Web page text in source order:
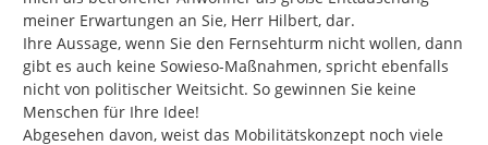
meiner Erwartungen an Sie, Herr Hilbert, dar.
Ihre Aussage, wenn Sie den Fernsehturm nicht wollen, dann
gibt es auch keine Sowieso-Maßnahmen, spricht ebenfalls
nicht von politischer Weitsicht. So gewinnen Sie keine
Menschen für Ihre Idee!
Abgesehen davon, weist das Mobilitätskonzept noch viele